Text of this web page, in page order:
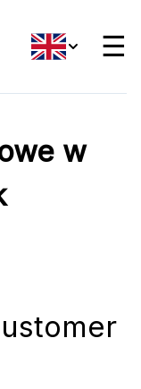
☰
w